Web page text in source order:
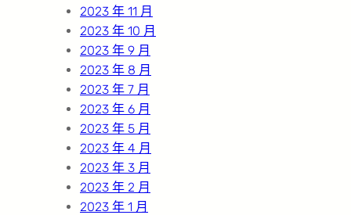
2023 年 11 月
2023 年 10 月
2023 年 9 月
2023 年 8 月
2023 年 7 月
2023 年 6 月
2023 年 5 月
2023 年 4 月
2023 年 3 月
2023 年 2 月
2023 年 1 月